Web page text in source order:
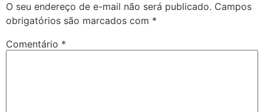
O seu endereço de e-mail não será publicado. Campos
obrigatórios são marcados com *
Comentário *